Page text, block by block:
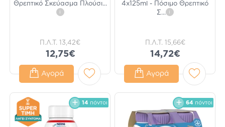
Θρεπτικό Σκεύασμα Πλούσι...
i
Π.Λ.Τ. 13,42€
12,75€
Αγορά
4x125ml - Πόσιμο Θρεπτικό
Σ... i
Π.Λ.Τ. 15,66€
14,72€
Αγορά
14 πόντοι 64 πόντοι